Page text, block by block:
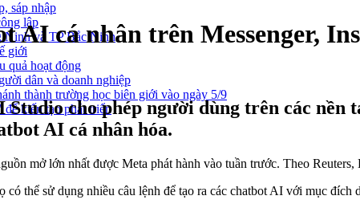
sáp nhập
lập
Ninh và TP Bắc Ninh
giới
quả hoạt động
dân và doanh nghiệp
thành trường học biên giới vào ngày 5/9
kiến tạo phát triển
AI cá nhân trên Messenger,
cho phép người dùng trên các nền
AI cá nhân hóa.
mở lớn nhất được Meta phát hành vào tuần trước. Theo
thể sử dụng nhiều câu lệnh để tạo ra các chatbot AI với mục